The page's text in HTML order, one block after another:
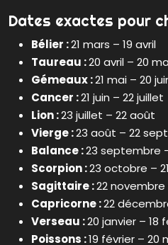
Dates exactes pour
Bélier :21 mars – 19 avril
Taureau :20 avril – 20
Gémeaux :21 mai – 20
Cancer :21 juin – 22 juillet
Lion :23 juillet – 22 août
Vierge :23 août – 22
Balance :23 septembre
Scorpion :23 octobre –
Sagittaire :22
Capricorne :22
Verseau :20 janvier – 18
Poissons :19 février – 20